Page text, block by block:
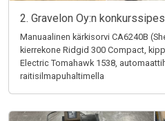
2. Gravelon Oy:n
Manuaalinen kärkisorvi CA6240B
kierrekone Ridgid 300 Compact,
Electric Tomahawk 1538,
raitisilmapuhaltimella